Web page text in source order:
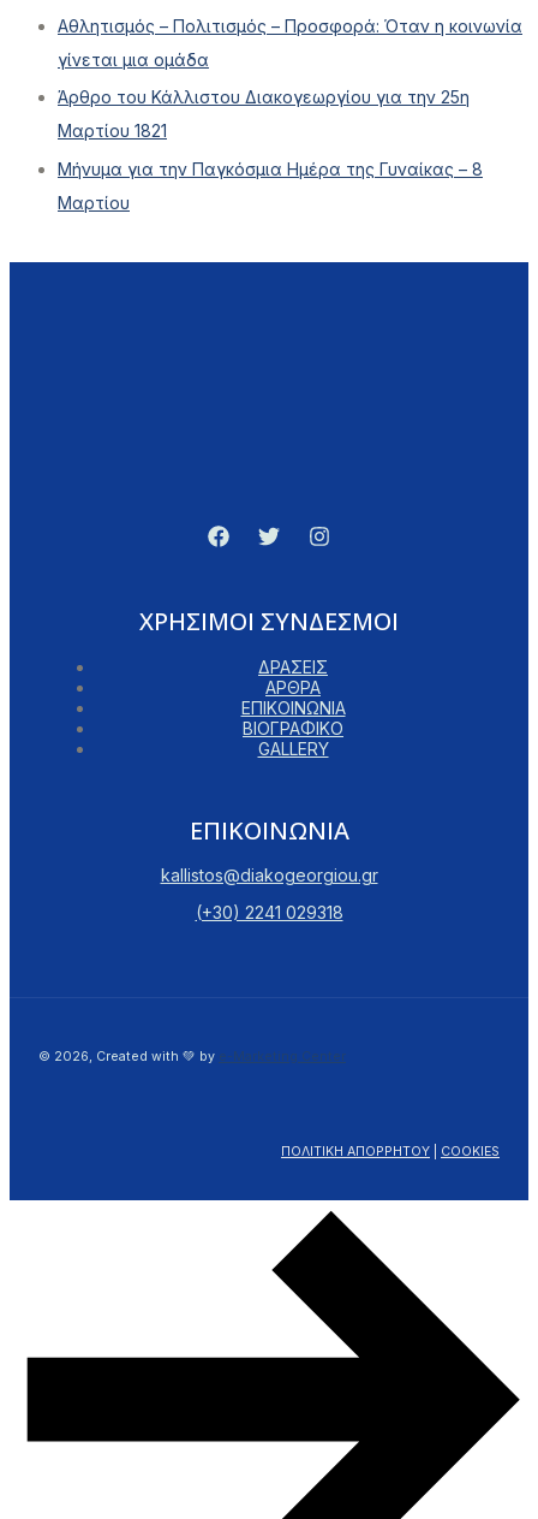
Αθλητισμός – Πολιτισμός – Προσφορά: Όταν η κοινωνία
γίνεται μια ομάδα
Άρθρο του Κάλλιστου Διακογεωργίου για την 25η
Μαρτίου 1821
Μήνυμα για την Παγκόσμια Ημέρα της Γυναίκας – 8
Μαρτίου
ΧΡΗΣΙΜΟΙ ΣΥΝΔΕΣΜΟΙ
ΔΡΑΣΕΙΣ
ΑΡΘΡΑ
ΕΠΙΚΟΙΝΩΝΙΑ
ΒΙΟΓΡΑΦΙΚΟ
GALLERY
ΕΠΙΚΟΙΝΩΝΙΑ
kallistos@diakogeorgiou.gr
(+30) 2241 029318
© 2026, Created with 💚 by e-Marketing Center
ΠΟΛΙΤΙΚΗ ΑΠΟΡΡΗΤΟΥ COOKIES